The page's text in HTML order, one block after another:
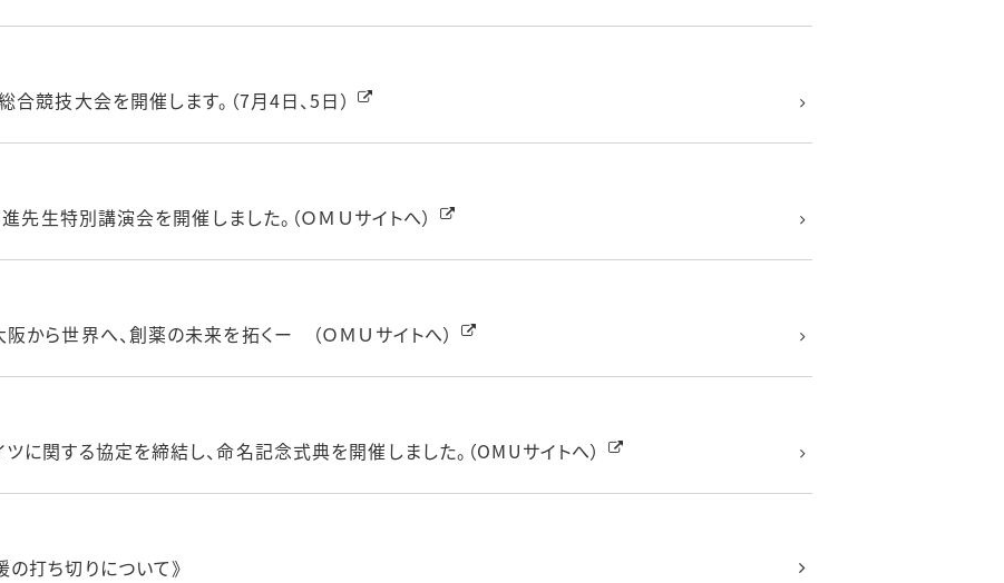
競技大会を開催します。（7月4日、5日）
生特別講演会を開催しました。（ＯＭＵサイトへ）
ら世界へ、創薬の未来を拓くー （ＯＭＵサイトへ）
に関する協定を締結し、命名記念式典を開催しました。（OMUサイトへ）
打ち切りについて》